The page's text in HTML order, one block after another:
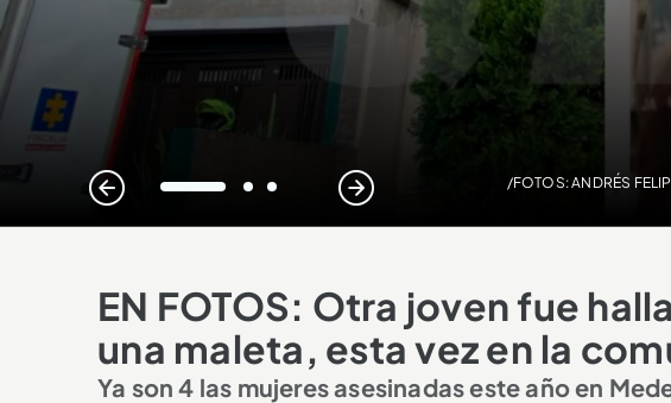
/FOTOS: ANDRÉS
1 2 3
EN FOTOS: Otra joven fue
una maleta, esta vez en la
Ya son 4 las mujeres asesinadas este año en